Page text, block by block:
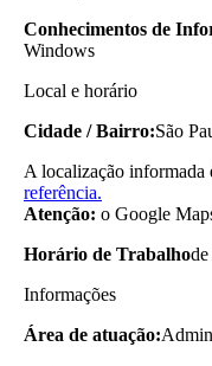
Conhecimentos de
Windows
Local e horário
Cidade / Bairro:São
A localização informada
referência.
Atenção: o Google
Horário de Trabalhode
Informações
Área de atuação: